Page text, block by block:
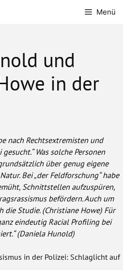
Menü
und
in der
nach Rechtsextremisten und
Was solche Personen
über genug eigene
Bei „der Feldforschung“ habe
Schnittstellen aufzuspüren,
befördern. Auch um
die Studie. (Christiane Howe) Für
eindeutig Racial Profiling bei
(Daniela Hunold)
in der Polizei: Schlaglicht auf